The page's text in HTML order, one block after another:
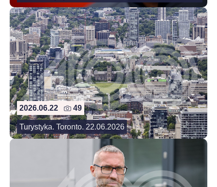
2026.06.22 49
Turystyka. Toronto. 22.06.2026